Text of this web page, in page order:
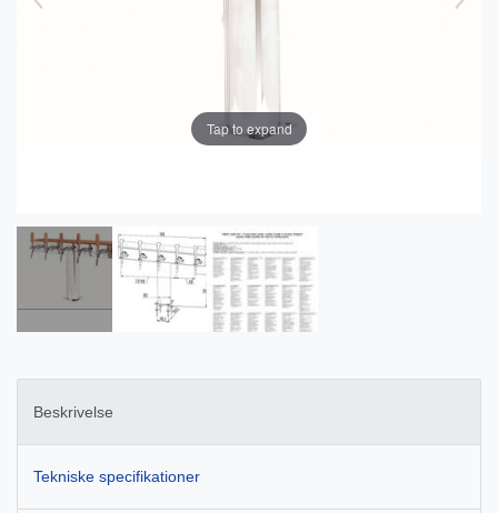
Tap to expand
Beskrivelse
Tekniske specifikationer